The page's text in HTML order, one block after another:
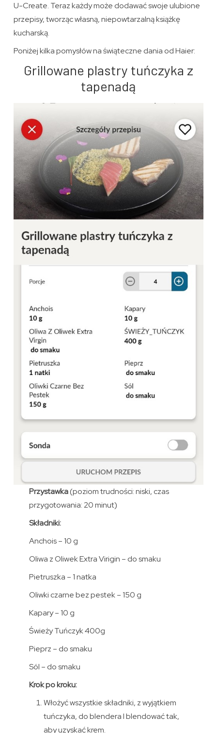
U-Create. Teraz każdy może dodawać swoje ulubione
przepisy, tworząc własną, niepowtarzalną książkę
kucharską.
Poniżej kilka pomysłów na świąteczne dania od Haier:
Grillowane plastry tuńczyka z
tapenadą
Przystawka(poziom trudności: niski, czas
przygotowania: 20 minut)
Składniki:
Anchois – 10 g
Oliwa z Oliwek Extra Virigin – do smaku
Pietruszka – 1 natka
Oliwki czarne bez pestek – 150 g
Kapary – 10 g
Świeży Tuńczyk 400g
Pieprz – do smaku
Sól – do smaku
Krok po kroku:
Włożyć wszystkie składniki, z wyjątkiem
tuńczyka, do blendera I blendować tak,
aby uzyskać krem.